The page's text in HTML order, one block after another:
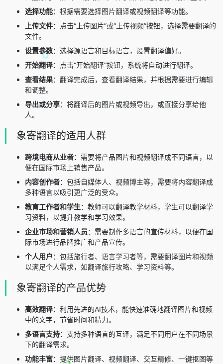
选择功能：根据需要选择图片翻译或视频翻译等功能。
上传文件：点击“上传图片”或“上传视频”按钮，选择需要翻译的
文件。
设置参数：选择源语言和目标语言，设置翻译偏好。
开始翻译：点击“开始翻译”按钮，系统将自动进行翻译。
查看结果：翻译完成后，查看翻译结果，并根据需要进行编辑
和调整。
导出或分享：将翻译后的图片或视频导出，或直接分享给他
人。
象寄翻译的适用人群
跨境电商从业者：需要将产品图片和视频翻译成不同语言，以
便在国际市场上销售产品。
内容创作者：包括自媒体人、视频博主等，需要将内容翻译成
多种语言以吸引更广泛的受众。
教育工作者和学生：教师可以翻译教学材料，学生可以翻译学
习资料，以提升教学和学习效果。
企业市场和营销人员：需要制作多语言的宣传材料，以便在国
际市场进行品牌推广和产品宣传。
个人用户：包括旅行者、语言学习者等，需要翻译图片和视频
以满足个人需求，如翻译旅行攻略、学习资料等。
象寄翻译的产品优势
高效翻译：利用先进的AI技术，能快速准确地翻译图片和视频
中的文字，节省时间和精力。
多语言支持：支持多种语言的互译，满足不同用户在不同场景
下的翻译需求。
功能丰富：提供图片翻译、视频翻译、交互精修、一键抠图等